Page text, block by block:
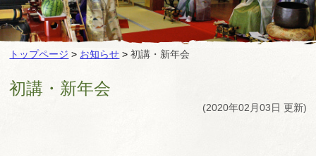
トップページ > お知らせ >初講・新年会
初講・新年会
(2020年02月03日 更新)